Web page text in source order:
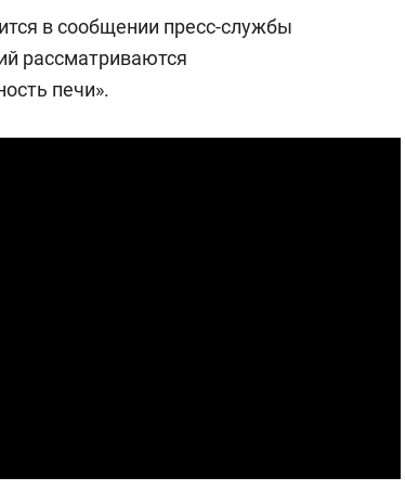
в сообщении пресс-службы
рассматриваются
печи».